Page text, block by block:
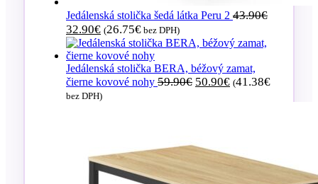
Jedálenská stolička šedá látka Peru 2 43.90€Pôvodná
32.90€ Aktuálna
cena
je:
32.90€.
(26.75€ bez DPH)
Jedálenská stolička BERA, béžový zamat,
čierne kovové nohy 59.90€ Pôvodná
50.90€ Aktuálna
(41.38€
bez DPH)